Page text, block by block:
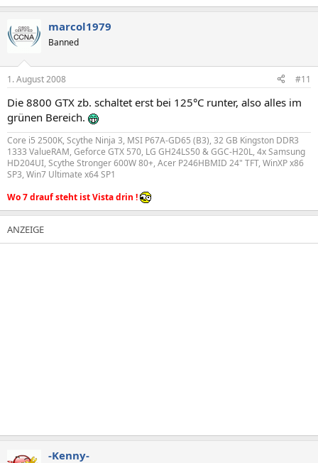
marcol1979
Banned
1. August 2008 #11
Die 8800 GTX zb. schaltet erst bei 125°C runter, also alles im
grünen Bereich.
Core i5 2500K, Scythe Ninja 3, MSI P67A-GD65 (B3), 32 GB Kingston DDR3
1333 ValueRAM, Geforce GTX 570, LG GH24LS50 & GGC-H20L, 4x Samsung
HD204UI, Scythe Stronger 600W 80+, Acer P246HBMID 24" TFT, WinXP x86
SP3, Win7 Ultimate x64 SP1
Wo 7 drauf steht ist Vista drin !
-Kenny-